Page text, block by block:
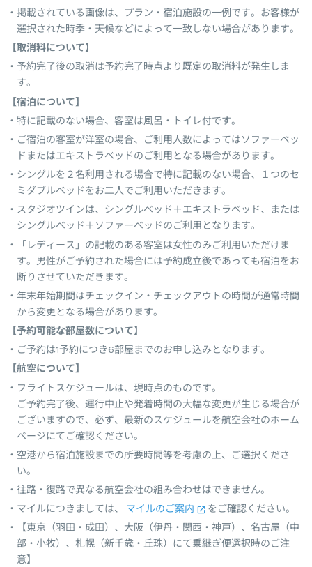
掲載されている画像は、プラン・宿泊施設の一例です。お客様が
選択された時季・天候などによって一致しない場合があります。
【取消料について】
予約完了後の取消は予約完了時点より既定の取消料が発生しま
す。
【宿泊について】
特に記載のない場合、客室は風呂・トイレ付です。
ご宿泊の客室が洋室の場合、ご利用人数によってはソファーベッ
ドまたはエキストラベッドのご利用となる場合があります。
シングルを２名利用される場合で特に記載のない場合、１つのセ
ミダブルベッドをお二人でご利用いただきます。
スタジオツインは、シングルベッド＋エキストラベッド、または
シングルベッド＋ソファーベッドのご利用となります。
「レディース」の記載のある客室は女性のみご利用いただけま
す。男性がご予約された場合には予約成立後であっても宿泊をお
断りさせていただきます。
年末年始期間はチェックイン・チェックアウトの時間が通常時間
から変更となる場合があります。
【予約可能な部屋数について】
ご予約は1予約につき6部屋までのお申し込みとなります。
【航空について】
フライトスケジュールは、現時点のものです。
ご予約完了後、運行中止や発着時間の大幅な変更が生じる場合が
ございますので、必ず、最新のスケジュールを航空会社のホーム
ページにてご確認ください。
空港から宿泊施設までの所要時間等を考慮の上、ご選択くださ
い。
往路・復路で異なる航空会社の組み合わせはできません。
マイルにつきましては、
マイルのご案内
をご確認ください。
【東京（羽田・成田）、大阪（伊丹・関西・神戸）、名古屋（中
部・小牧）、札幌（新千歳・丘珠）にて乗継ぎ便選択時のご注
意】